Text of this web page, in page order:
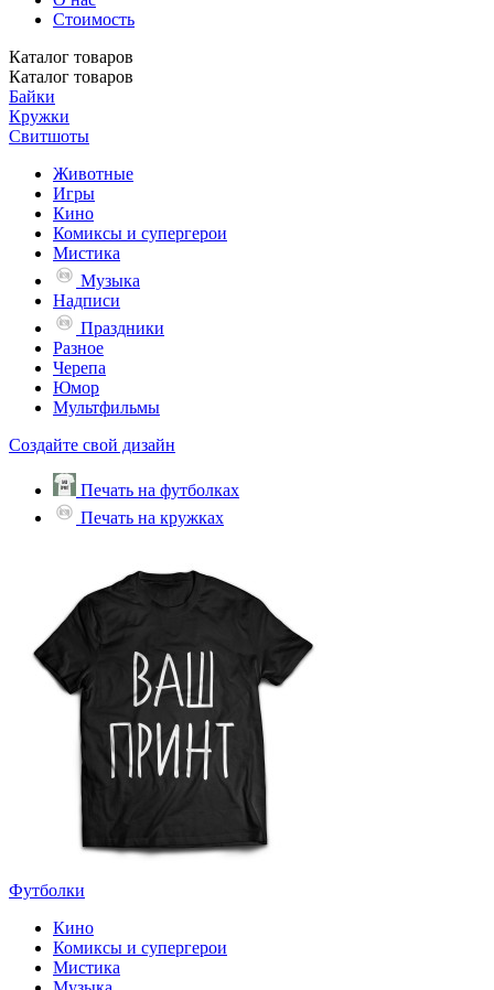
Стоимость
Каталог товаров
Каталог товаров
Байки
Кружки
Свитшоты
Животные
Игры
Кино
Комиксы и супергерои
Мистика
Музыка
Надписи
Праздники
Разное
Черепа
Юмор
Мультфильмы
Создайте свой дизайн
Печать на футболках
Печать на кружках
Футболки
Кино
Комиксы и супергерои
Мистика